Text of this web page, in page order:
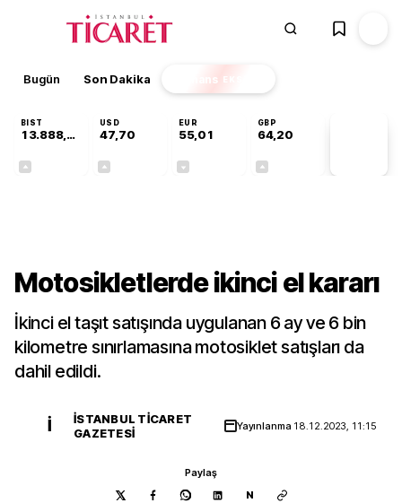
Bugün Son Dakika Finans EKSTRA
BIST
13.888,97
USD
47,70
EUR
55,01
GBP
64,20
Motosikletlerde ikinci el kararı
İkinci el taşıt satışında uygulanan 6 ay ve 6 bin
kilometre sınırlamasına motosiklet satışları da
dahil edildi.
İ
İSTANBUL TICARET
GAZETESI
Yayınlanma 18.12.2023, 11:15
Paylaş
N